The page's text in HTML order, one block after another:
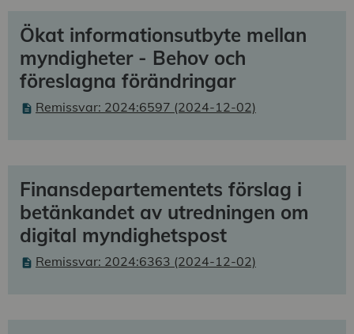
Ökat informationsutbyte mellan
myndigheter - Behov och
föreslagna förändringar
Remissvar: 2024:6597 (2024-12-02)
Finansdepartementets förslag i
betänkandet av utredningen om
digital myndighetspost
Remissvar: 2024:6363 (2024-12-02)